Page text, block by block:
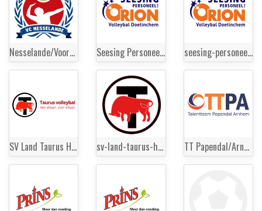
Nesselande/VoorElkaar.nl HS 1 Seesing Personeel Orion HS 1 seesing-personeel-orion-hs-1
SV Land Taurus HS 1 sv-land-taurus-hs-1 TT Papendal/Arnhem HS 1